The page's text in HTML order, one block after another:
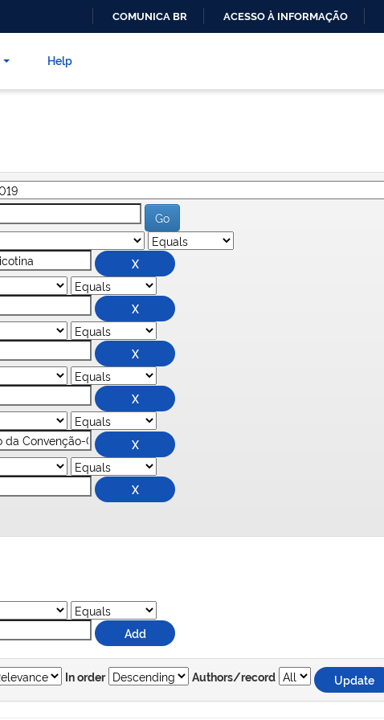
CONTEÚDO
COMUNICA BR ACESSO À INFORMAÇÃO
Help
In order Authors/record